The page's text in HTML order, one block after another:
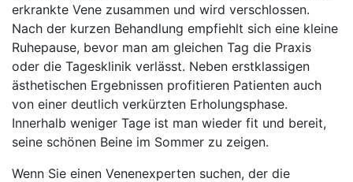
erkrankte Vene zusammen und wird verschlossen.
Nach der kurzen Behandlung empfiehlt sich eine kleine
Ruhepause, bevor man am gleichen Tag die Praxis
oder die Tagesklinik verlässt. Neben erstklassigen
ästhetischen Ergebnissen profitieren Patienten auch
von einer deutlich verkürzten Erholungsphase.
Innerhalb weniger Tage ist man wieder fit und bereit,
seine schönen Beine im Sommer zu zeigen.
Wenn Sie einen Venenexperten suchen, der die